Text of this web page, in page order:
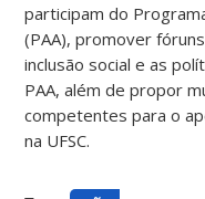
participam do
(PAA), promover
inclusão social e as
PAA, além de propor
competentes para o
na UFSC.